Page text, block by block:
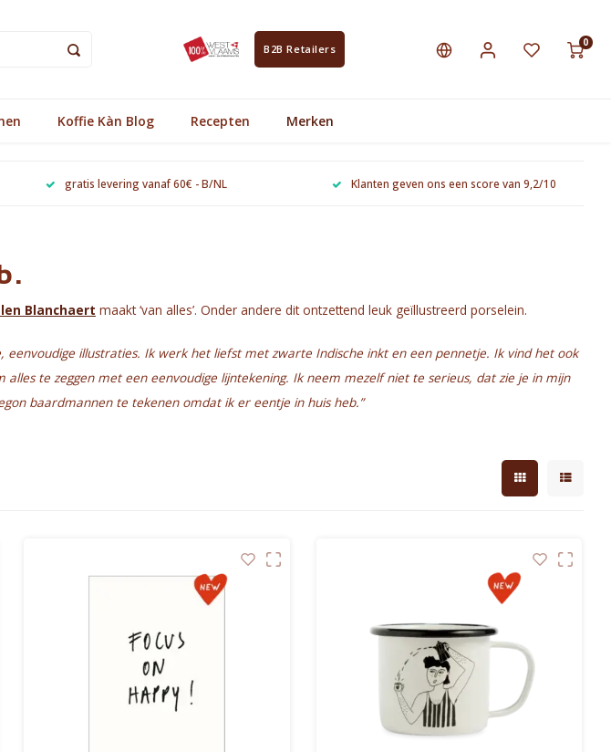
B2B Retailers
0
Koffie Kàn Blog Recepten Merken
gratis levering vanaf 60€ - B/NL Klanten geven ons een score van 9,2/10
Blanchaert maakt ‘van alles’. Onder andere dit ontzettend leuk geïllustreerd porselein.
eenvoudige illustraties. Ik werk het liefst met zwarte Indische inkt en een pennetje. Ik vind het ook
alles te zeggen met een eenvoudige lijntekening. Ik neem mezelf niet te serieus, dat zie je in mijn
baardmannen te tekenen omdat ik er eentje in huis heb.”